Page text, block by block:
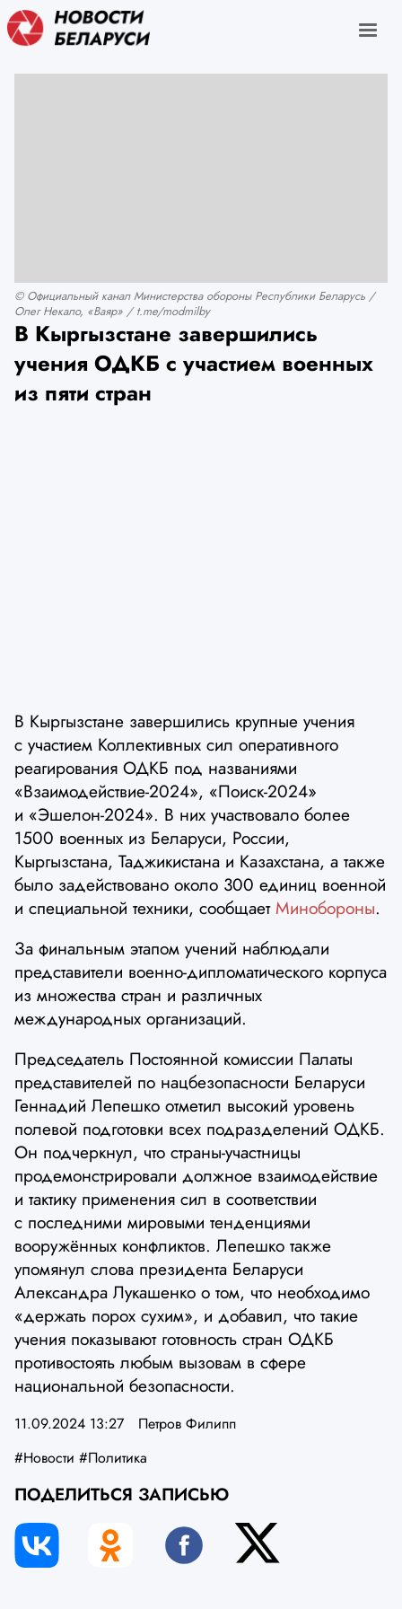
© Официальный канал Министерства обороны Республики Беларусь /
Олег Некало, «Ваяр» / t.me/modmilby
В Кыргызстане завершились
учения ОДКБ с участием военных
из пяти стран
В Кыргызстане завершились крупные учения
с участием Коллективных сил оперативного
реагирования ОДКБ под названиями
«Взаимодействие-2024», «Поиск-2024»
и «Эшелон-2024». В них участвовало более
1500 военных из Беларуси, России,
Кыргызстана, Таджикистана и Казахстана, а также
было задействовано около 300 единиц военной
и специальной техники, сообщаетМинобороны.
За финальным этапом учений наблюдали
представители военно-дипломатического корпуса
из множества стран и различных
международных организаций.
Председатель Постоянной комиссии Палаты
представителей по нацбезопасности Беларуси
Геннадий Лепешко отметил высокий уровень
полевой подготовки всех подразделений ОДКБ.
Он подчеркнул, что страны-участницы
продемонстрировали должное взаимодействие
и тактику применения сил в соответствии
с последними мировыми тенденциями
вооружённых конфликтов. Лепешко также
упомянул слова президента Беларуси
Александра Лукашенко о том, что необходимо
«держать порох сухим», и добавил, что такие
учения показывают готовность стран ОДКБ
противостоять любым вызовам в сфере
национальной безопасности.
11.09.2024 13:27
Петров Филипп
#Новости #Политика
ПОДЕЛИТЬСЯ ЗАПИСЬЮ